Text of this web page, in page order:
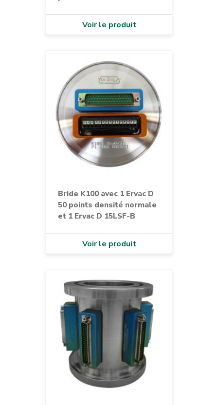
Voir le produit
Bride K100 avec 1 Ervac D
50 points densité normale
et 1 Ervac D 15LSF-B
Voir le produit